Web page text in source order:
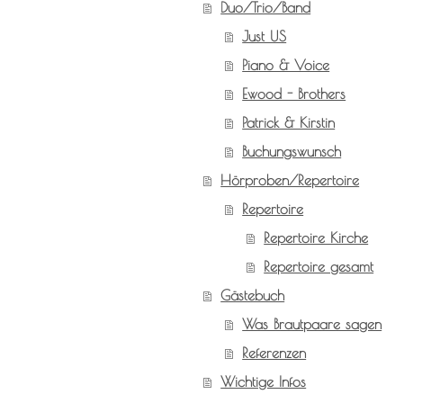
Duo/Trio/Band
Just US
Piano & Voice
Ewood - Brothers
Patrick & Kirstin
Buchungswunsch
Hörproben/Repertoire
Repertoire
Repertoire Kirche
Repertoire gesamt
Gästebuch
Was Brautpaare sagen
Referenzen
Wichtige Infos